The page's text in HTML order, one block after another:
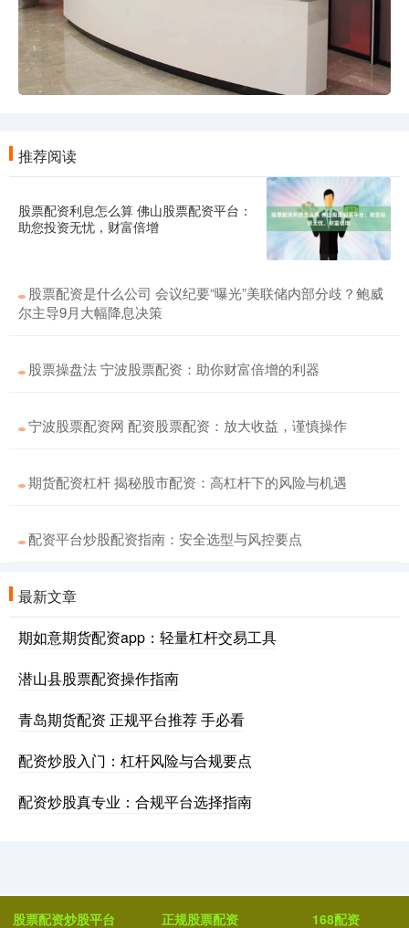
推荐阅读
股票配资利息怎么算 佛山股票配资平台：
助您投资无忧，财富倍增
股票配资是什么公司 会议纪要“曝光”美联储内部分歧？鲍威
尔主导9月大幅降息决策
股票操盘法 宁波股票配资：助你财富倍增的利器
宁波股票配资网 配资股票配资：放大收益，谨慎操作
期货配资杠杆 揭秘股市配资：高杠杆下的风险与机遇
配资平台炒股配资指南：安全选型与风控要点
最新文章
期如意期货配资app：轻量杠杆交易工具
潜山县股票配资操作指南
青岛期货配资 正规平台推荐 手必看
配资炒股入门：杠杆风险与合规要点
配资炒股真专业：合规平台选择指南
股票配资炒股平台 正规股票配资 168配资